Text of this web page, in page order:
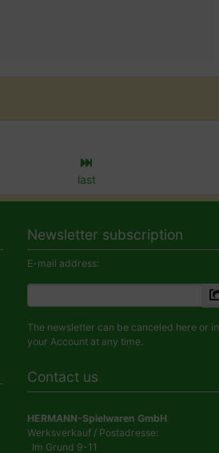
last
Newsletter subscription
E-mail address:
The newsletter can be canceled here or in
your Account at any time.
Contact us
HERMANN-Spielwaren GmbH
Werksverkauf / Postadresse:
Im Grund 9-11